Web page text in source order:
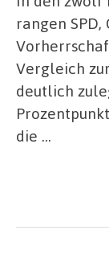
rangen SPD,
Vergleich
deutlich
die …